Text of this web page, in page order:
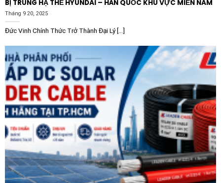
BỊ TRUNG HẠ THẾ HYUNDAI – HÀN QUỐC KHU VỰC MIỀN NAM
Tháng 9 20, 2025
Đức Vinh Chính Thức Trở Thành Đại Lý [...]